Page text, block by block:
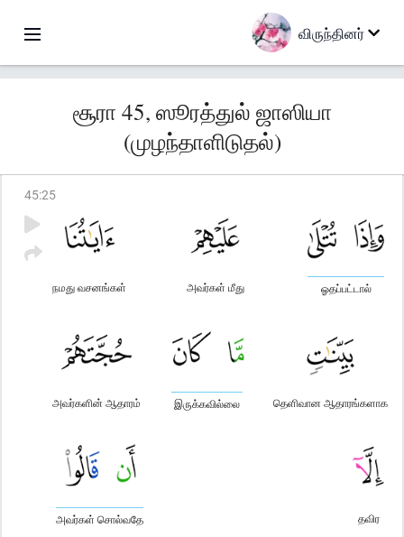
விருந்தினர்
சூரா 45, ஸூரத்துல் ஜாஸியா
(முழந்தாளிடுதல்)
45:25
ஓதப்பட்டால்
அவர்கள் மீது
நமது வசனங்கள்
தெளிவான ஆதாரங்களாக
இருக்கவில்லை
அவர்களின் ஆதாரம்
தவிர
அவர்கள் சொல்வதே